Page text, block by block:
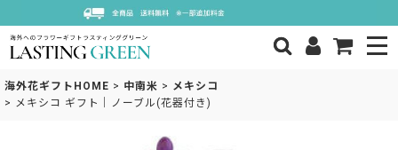
海外花ギフトHOME > 中南米 > メキシコ
> メキシコ ギフト｜ノーブル(花器付き)